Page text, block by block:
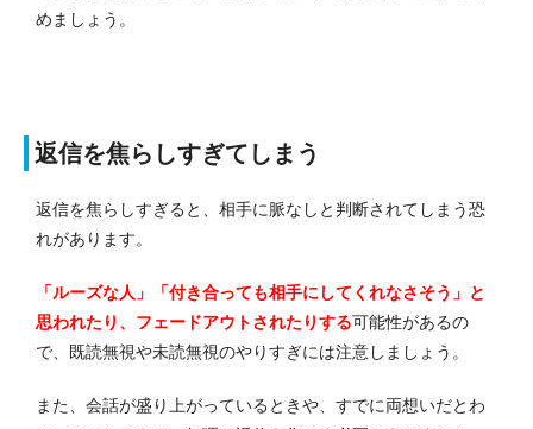
めましょう。
返信を焦らしすぎてしまう
返信を焦らしすぎると、相手に脈なしと判断されてしまう恐
れがあります。
「ルーズな人」「付き合っても相手にしてくれなさそう」と
思われたり、フェードアウトされたりする可能性があるの
で、既読無視や未読無視のやりすぎには注意しましょう。
また、会話が盛り上がっているときや、すでに両想いだとわ